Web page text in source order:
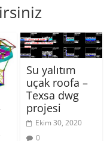
Su yalıtım
uçak roofa –
Texsa dwg
projesi
Ekim 30, 2020
0